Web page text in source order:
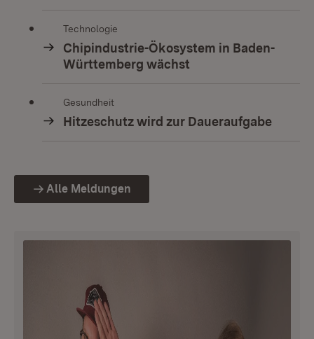
Technologie
Chipindustrie-Ökosystem in Baden-
Württemberg wächst
Gesundheit
Hitzeschutz wird zur Daueraufgabe
Alle Meldungen